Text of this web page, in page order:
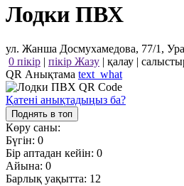
Лодки ПВХ
ул. Жанша Досмухамедова, 77/1,
0 пікір | пікір Жазу | қалау |
QR Анықтама text_what
Қатені анықтадыңыз ба?
Поднять в топ
Көру саны:
Бүгін: 0
Бір аптадан кейін: 0
Айына: 0
Барлық уақытта: 12